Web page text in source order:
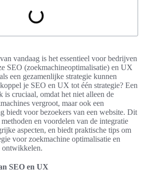
vandaag is het essentieel voor bedrijven
SEO (zoekmachineoptimalisatie) en UX
een gezamenlijke strategie kunnen
je SEO en UX tot één strategie? Een
is cruciaal, omdat het niet alleen de
vergroot, maar ook een
biedt voor bezoekers van een website. Dit
en voordelen van de integratie
aspecten, en biedt praktische tips om
voor zoekmachine optimalisatie en
ontwikkelen.
SEO en UX